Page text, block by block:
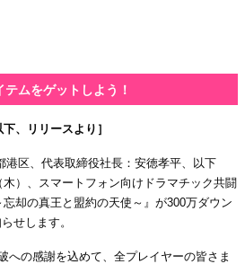
ムをゲットしよう！
下、リリースより］
港区、代表取締役社長：安徳孝平、以下
）、スマートフォン向けドラマチック共闘
却の真王と盟約の天使～』が300万ダウン
せします。
への感謝を込めて、全プレイヤーの皆さま